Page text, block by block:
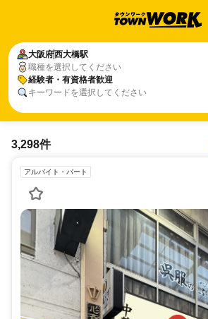
大阪府西大橋駅
職種を選択してください
経験者・有資格者歓迎
キーワードを選択してください
3,298件
アルバイト・パート